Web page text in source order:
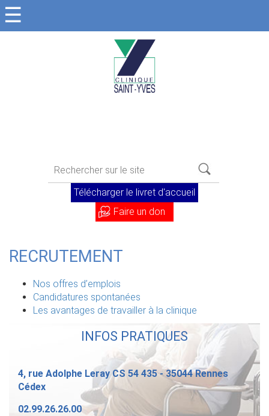
Télécharger le livret d'accueil
Faire un don
☰
RECRUTEMENT
Nos offres d’emplois
Candidatures spontanées
Les avantages de travailler à la clinique
INFOS PRATIQUES
4, rue Adolphe Leray CS 54 435 - 35044 Rennes
Cédex
02.99.26.26.00